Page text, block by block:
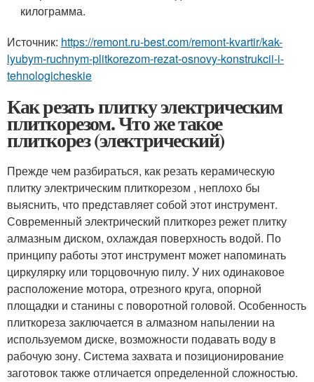
килограмма.
Источник: https://remont.ru-best.com/remont-kvartir/kak-
lyubym-ruchnym-plitkorezom-rezat-osnovy-konstrukcii-i-
tehnologicheskie
Как резать плитку электрическим
плиткорезом. Что же такое
плиткорез (электрический)
Прежде чем разбираться, как резать керамическую
плитку электрическим плиткорезом , неплохо бы
выяснить, что представляет собой этот инструмент.
Современный электрический плиткорез режет плитку
алмазным диском, охлаждая поверхность водой. По
принципу работы этот инструмент может напоминать
циркулярку или торцовочную пилу. У них одинаковое
расположение мотора, отрезного круга, опорной
площадки и станины с поворотной головой. Особенность
плиткореза заключается в алмазном напылении на
используемом диске, возможности подавать воду в
рабочую зону. Система захвата и позиционирование
заготовок также отличается определенной сложностью.